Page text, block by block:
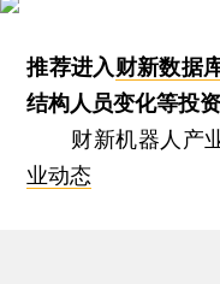
推荐进入财新数据
结构人员变化等投资
财新机器人产业
业动态